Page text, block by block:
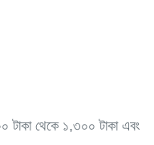
টাকা থেকে ১,৩০০ টাকা এবং